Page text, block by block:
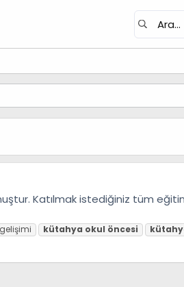
Katılmak istediğiniz tüm
kütahya okul öncesi